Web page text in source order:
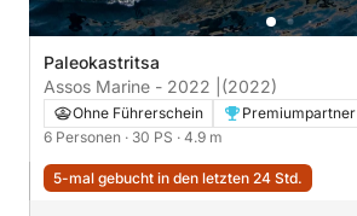
Paleokastritsa
Assos Marine - 2022 | (2022)
Ohne Führerschein
Premiumpartner
6 Personen · 30 PS · 4.9 m
5-mal gebucht in den letzten 24 Std.